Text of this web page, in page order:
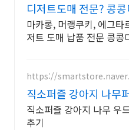
디저트도매 전문? 콩
대량 주문 및 도매 납품
마카롱, 머랭쿠키, 에그타
저트 도매 납품 전문 콩콩
https://
직소퍼즐 강아지 나무
직소퍼즐 강아지 나무 우
추기